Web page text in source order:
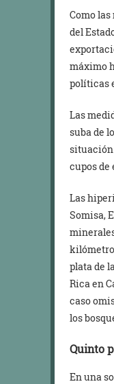
Como
del
máximo
políticas
Las
suba de
situación
cupos de
Las
Somisa,
plata de
Rica en
caso
los
Quinto
En una